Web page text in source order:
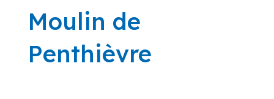
Moulin de
Penthièvre